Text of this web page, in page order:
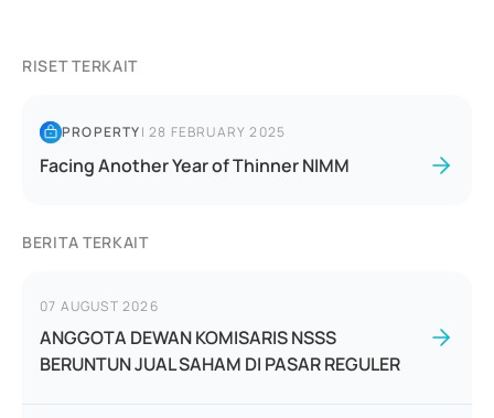
RISET TERKAIT
PROPERTY|28 FEBRUARY 2025
Facing Another Year of Thinner NIMM
BERITA TERKAIT
07 AUGUST 2026
ANGGOTA DEWAN KOMISARIS NSSS
BERUNTUN JUAL SAHAM DI PASAR REGULER